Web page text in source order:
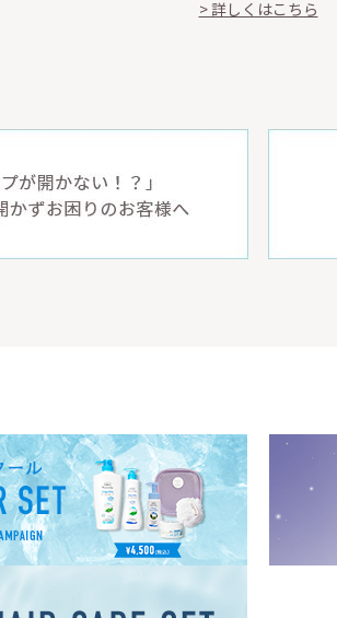
> 詳しくはこちら